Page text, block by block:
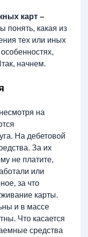
карт –
понять, какая из
тех или иных
начнем.
на
На дебетовой
За их
не платите,
или
за что
карты.
и в массе
Что касается
средства